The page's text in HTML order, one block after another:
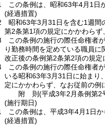
この条例は、昭和63年4月1日
(経過措置)
昭和63年3月31日を含む1週間
第2条第1項の規定にかかわらず
この条例の施行の際任命権者
り勤務時間を定めている職員
改正後の条例第2条第2項の規定
この条例の施行の際任命権者
いる昭和63年3月31日に始まり
定にかかわらず、なお従前の例
附 則(平成3年2月条例第2
(施行期日)
この条例は、平成3年4月1日か
(経過措置)